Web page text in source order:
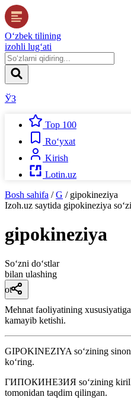
O‘zbek tilining
izohli lug‘ati
ЎЗ
Top 100
Ro‘yxat
Kirish
Lotin.uz
Bosh sahifa / G / gipokineziya
Izoh.uz saytida gipokineziya
gipokineziya
So‘zni do‘stlar
bilan ulashing
ot
Mehnat faoliyatining
kamayib ketishi.
GIPOKINEZIYA so‘zining
ko‘ring.
ГИПОКИНЕЗИЯ so‘zining
tomonidan taqdim qilingan.